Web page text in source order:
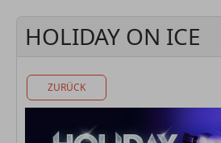
HOLIDAY ON ICE
ZURÜCK